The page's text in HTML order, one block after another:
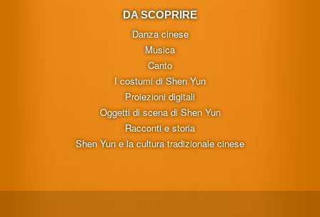
DA SCOPRIRE
Danza cinese
Musica
Canto
I costumi di Shen Yun
Proiezioni digitali
Oggetti di scena di Shen Yun
Racconti e storia
Shen Yun e la cultura tradizionale cinese